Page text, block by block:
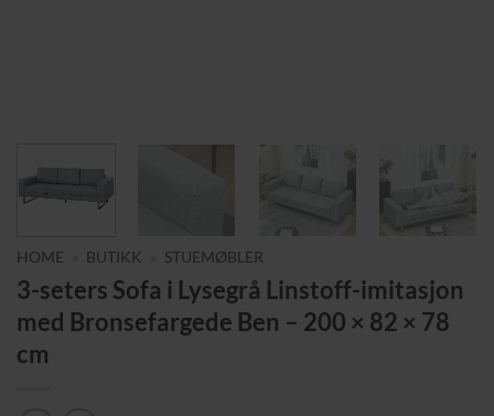
HOME BUTIKK STUEMØBLER
3-seters Sofa i Lysegrå Linstoff-imitasjon
med Bronsefargede Ben – 200 × 82 × 78
cm